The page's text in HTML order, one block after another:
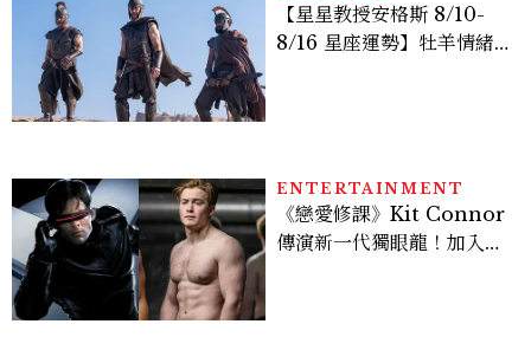
【星星教授安格斯 8/10-
8/16 星座運勢】牡羊情緒
ENTERTAINMENT
《戀愛修課》Kit Connor
傳演新一代獨眼龍！加入新